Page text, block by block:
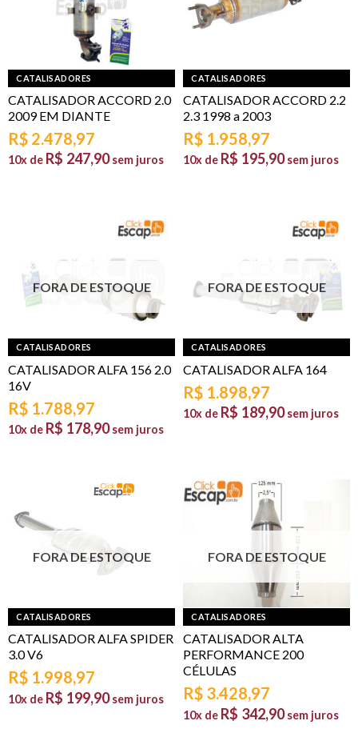
CATALISADORES
CATALISADOR ACCORD 2.0
2009 EM DIANTE
R$ 2.478,97
10x de R$ 247,90 sem juros
CATALISADORES
CATALISADOR ACCORD 2.2
2.3 1998 a 2003
R$ 1.958,97
10x de R$ 195,90 sem juros
FORA DE ESTOQUE
CATALISADORES
CATALISADOR ALFA 156 2.0
16V
R$ 1.788,97
10x de R$ 178,90 sem juros
FORA DE ESTOQUE
CATALISADORES
CATALISADOR ALFA 164
R$ 1.898,97
10x de R$ 189,90 sem juros
FORA DE ESTOQUE
CATALISADORES
CATALISADOR ALFA SPIDER
3.0 V6
R$ 1.998,97
10x de R$ 199,90 sem juros
FORA DE ESTOQUE
CATALISADORES
CATALISADOR ALTA
PERFORMANCE 200
CÉLULAS
R$ 3.428,97
10x de R$ 342,90 sem juros